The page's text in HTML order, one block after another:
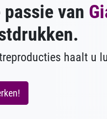
van
haalt u